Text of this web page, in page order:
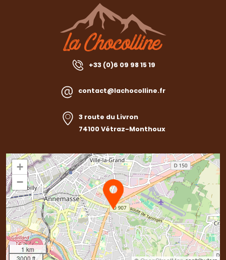
+33 (0)6 09 98 15 19
contact@lachocolline.fr
3 route du Livron
74100 Vétraz-Monthoux
+
−
1 km
3000 ft